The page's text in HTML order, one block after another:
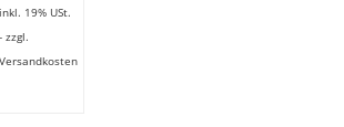
inkl. 19% USt.
- zzgl.
Versandkosten